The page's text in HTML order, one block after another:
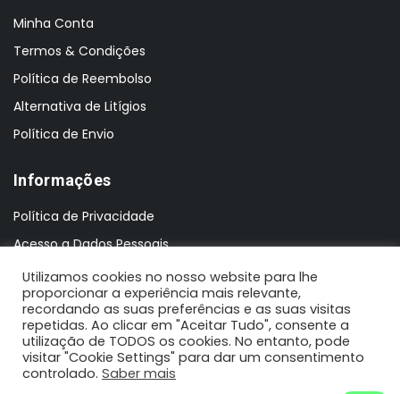
Minha Conta
Termos & Condições
Política de Reembolso
Alternativa de Litígios
Política de Envio
Informações
Política de Privacidade
Acesso a Dados Pessoais
2021 N'Koisas © Todos os direitos reservados | Design by:
Utilizamos cookies no nosso website para lhe
proporcionar a experiência mais relevante,
recordando as suas preferências e as suas visitas
repetidas. Ao clicar em "Aceitar Tudo", consente a
utilização de TODOS os cookies. No entanto, pode
visitar "Cookie Settings" para dar um consentimento
controlado. Saber mais